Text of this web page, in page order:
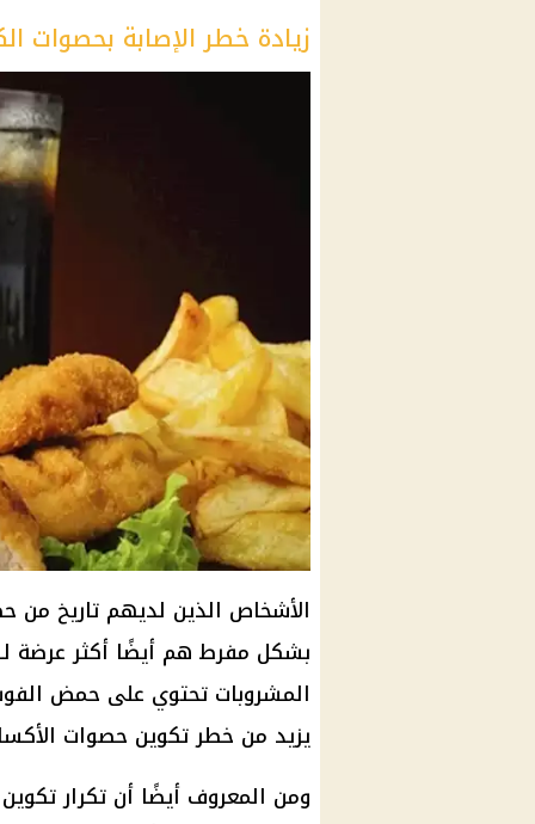
زيادة خطر الإصابة بحصوات
الأشخاص الذين لديهم تاريخ من
بشكل مفرط هم أيضًا أكثر عرضة
المشروبات تحتوي على حمض
يزيد من خطر تكوين حصوات
ومن المعروف أيضًا أن تكرار